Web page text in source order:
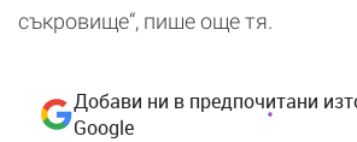
съкровище“, пише още тя.
Добави ни в предпочитани
Google